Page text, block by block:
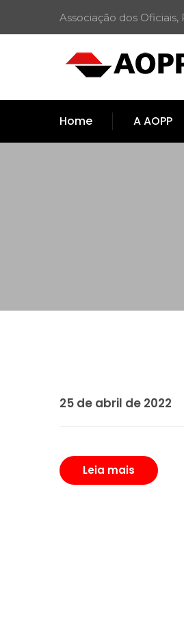
Associação dos
Home A AOPP
25 de abril de 2022
Leia mais